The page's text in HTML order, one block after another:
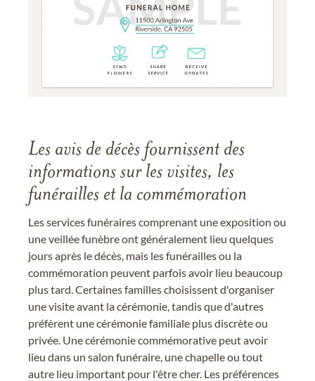
Les avis de décès fournissent des
informations sur les visites, les
funérailles et la commémoration
Les services funéraires comprenant une exposition ou
une veillée funèbre ont généralement lieu quelques
jours après le décès, mais les funérailles ou la
commémoration peuvent parfois avoir lieu beaucoup
plus tard. Certaines familles choisissent d'organiser
une visite avant la cérémonie, tandis que d'autres
préfèrent une cérémonie familiale plus discrète ou
privée. Une cérémonie commémorative peut avoir
lieu dans un salon funéraire, une chapelle ou tout
autre lieu important pour l'être cher. Les préférences